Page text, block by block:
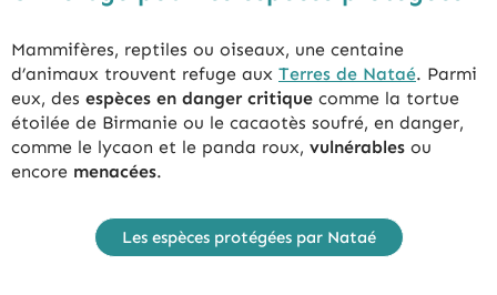
Mammifères, reptiles ou oiseaux, une centaine
d’animaux trouvent refuge aux Terres de Nataé. Parmi
eux, des espèces en danger critique comme la tortue
étoilée de Birmanie ou le cacaotès soufré, en danger,
comme le lycaon et le panda roux, vulnérables ou
encore menacées.
Les espèces protégées par Nataé